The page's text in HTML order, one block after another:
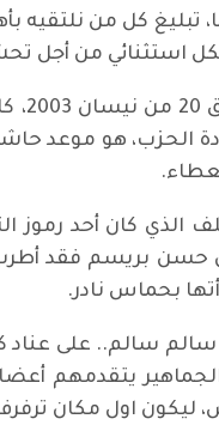
تبليغ كل من نلتقيه
استثنائي من أجل
الحزب، هو موعد
الذي كان أحد
حسن بريسم فقد أطرب
بحماس نادر.
سالم.. على
يتقدمهم
ليكون اول مكان